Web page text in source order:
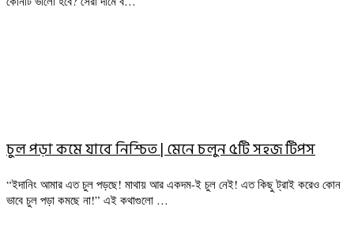
চুল পড়া কমে যাবে নিশ্চিত | মেনে চলুন ৫টি সহজ টিপস
“ইদানিং আমার এত চুল পড়ছে! মাথায় আর একদম-ই চুল নেই! এত কিছু ট্রাই করেও কোন
ভাবে চুল পড়া কমছে না!” এই কথাগুলো …